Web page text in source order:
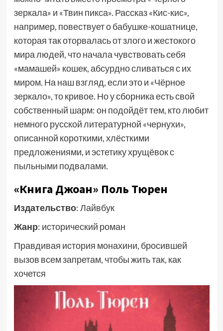
зеркала» и «Твин пикса». Рассказ «Кис-кис»,
например, повествует о бабушке-кошатнице,
которая так оторвалась от злого и жестокого
мира людей, что начала чувствовать себя
«мамашей» кошек, абсурдно сливаться с их
миром. На наш взгляд, если это и «Чёрное
зеркало», то кривое. Но у сборника есть свой
собственный шарм: он подойдёт тем, кто любит
немного русской литературной «чернухи»,
описанной короткими, хлёсткими
предложениями, и эстетику хрущёвок с
пыльными подвалами.
«Книга Джоан» Поль Тюрен
Издательство: Лайвбук
Жанр: исторический роман
Правдивая история монахини, бросившей
вызов всем запретам, чтобы жить так, как
хочется